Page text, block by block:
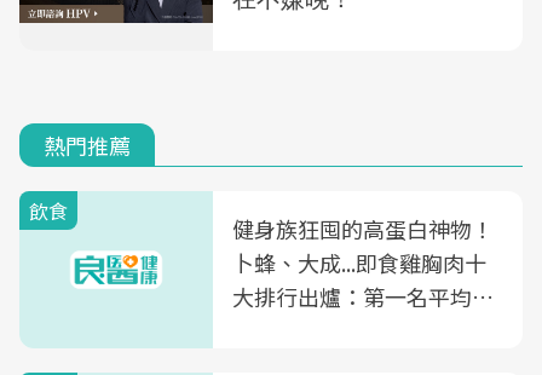
熱門推薦
飲食
健身族狂囤的高蛋白神物！
卜蜂、大成...即食雞胸肉十
大排行出爐：第一名平均一